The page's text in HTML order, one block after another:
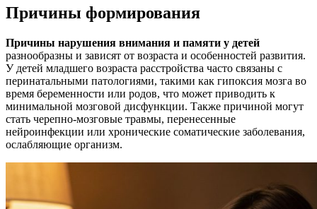
Причины формирования
Причины нарушения внимания и памяти у детей
разнообразны и зависят от возраста и особенностей развития.
У детей младшего возраста расстройства часто связаны с
перинатальными патологиями, такими как гипоксия мозга во
время беременности или родов, что может приводить к
минимальной мозговой дисфункции. Также причиной могут
стать черепно-мозговые травмы, перенесенные
нейроинфекции или хронические соматические заболевания,
ослабляющие организм.